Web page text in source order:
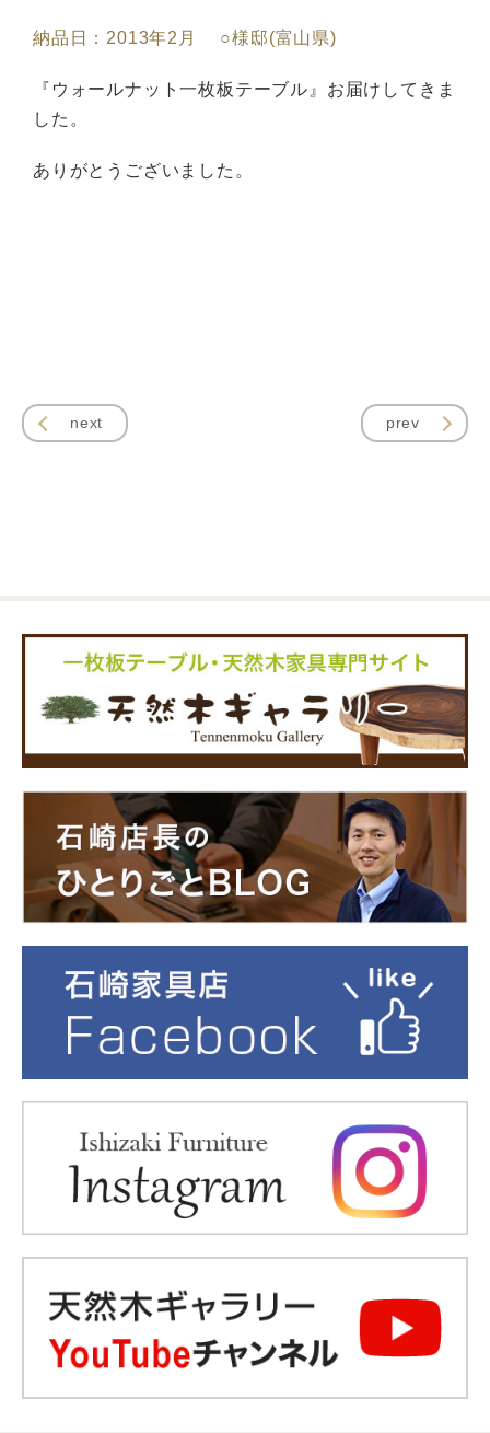
納品日：2013年2月 ○様邸(富山県)
『ウォールナット一枚板テーブル』お届けしてきま
した。
ありがとうございました。
next prev